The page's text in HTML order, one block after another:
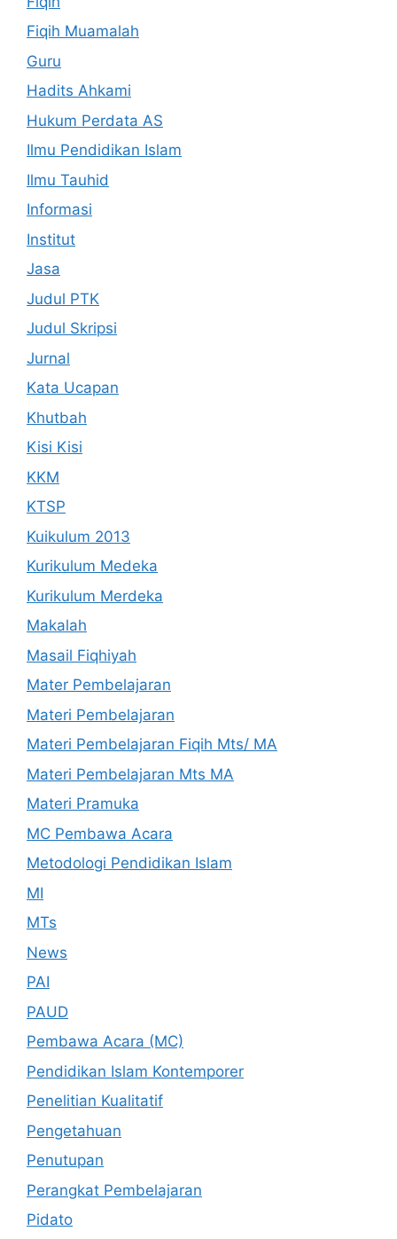
Fiqih Muamalah
Guru
Hadits Ahkami
Hukum Perdata AS
Ilmu Pendidikan Islam
Ilmu Tauhid
Informasi
Institut
Jasa
Judul PTK
Judul Skripsi
Jurnal
Kata Ucapan
Khutbah
Kisi Kisi
KKM
KTSP
Kuikulum 2013
Kurikulum Medeka
Kurikulum Merdeka
Makalah
Masail Fiqhiyah
Mater Pembelajaran
Materi Pembelajaran
Materi Pembelajaran Fiqih Mts/ MA
Materi Pembelajaran Mts MA
Materi Pramuka
MC Pembawa Acara
Metodologi Pendidikan Islam
MI
MTs
News
PAI
PAUD
Pembawa Acara (MC)
Pendidikan Islam Kontemporer
Penelitian Kualitatif
Pengetahuan
Penutupan
Perangkat Pembelajaran
Pidato